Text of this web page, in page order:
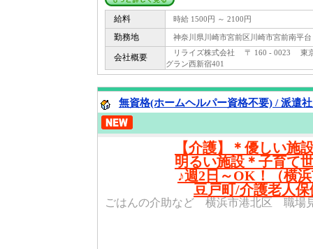
給料 時給 1500円 ～ 2100円
勤務地 神奈川県川崎市宮前区川崎市宮前南平台
会社概要
リライズ株式会社 〒 160 - 0023 東京
グラン西新宿401
無資格(ホームヘルパー資格不要) / 派遣
【介護】＊優しい施
明るい施設＊子育て
♪週2日～OK！（横
豆戸町/介護老人
ごはんの介助など 横浜市港北区 職場